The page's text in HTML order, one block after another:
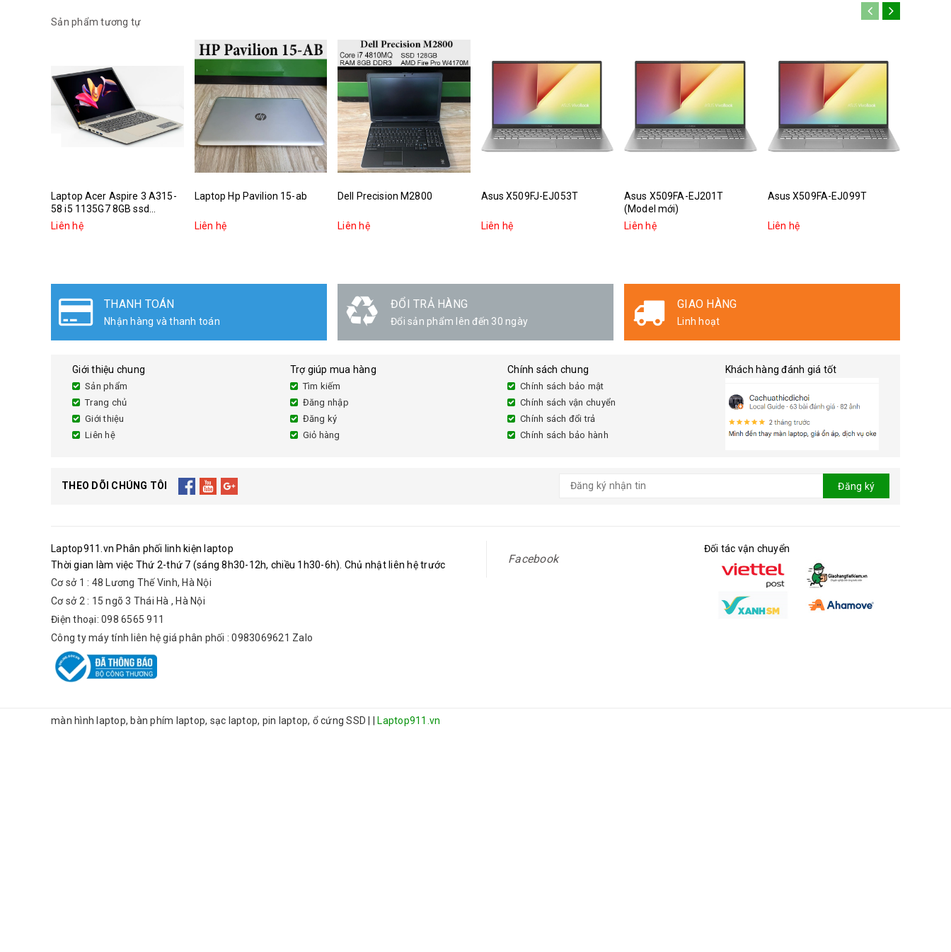
Sản phẩm tương tự
Laptop Acer Aspire 3 A315-
58 i5 1135G7 8GB ssd...
Liên hệ
Laptop Hp Pavilion 15-ab
Liên hệ
Dell Precision M2800
Liên hệ
Asus X509FJ-EJ053T
Liên hệ
Asus X509FA-EJ201T
(Model mới)
Liên hệ
Asus X509FA-EJ099T
Liên hệ
THANH TOÁN
Nhận hàng và thanh toán
ĐỔI TRẢ HÀNG
Đổi sản phẩm lên đến 30 ngày
GIAO HÀNG
Linh hoạt
Giới thiệu chung
Sản phẩm
Trang chủ
Giới thiệu
Liên hệ
Trợ giúp mua hàng
Tìm kiếm
Đăng nhập
Đăng ký
Giỏ hàng
Chính sách chung
Chính sách bảo mật
Chính sách vận chuyển
Chính sách đổi trả
Chính sách bảo hành
Khách hàng đánh giá tốt
THEO DÕI CHÚNG TÔI Đăng ký
Laptop911.vn Phân phối linh kiện laptop
Thời gian làm việc Thứ 2-thứ 7 (sáng 8h30-12h, chiều 1h30-6h). Chủ nhật liên hệ trước
Cơ sở 1 : 48 Lương Thế Vinh, Hà Nội
Cơ sở 2 : 15 ngõ 3 Thái Hà , Hà Nội
Điện thoại: 098 6565 911
Công ty máy tính liên hệ giá phân phối : 0983069621 Zalo
Facebook
Đối tác vận chuyển
màn hình laptop, bàn phím laptop, sạc laptop, pin laptop, ổ cứng SSD Laptop911.vn